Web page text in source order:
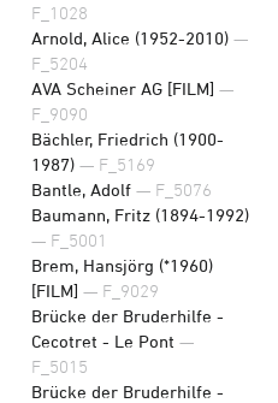
F_1028
Arnold, Alice (1952-2010) —
F_5204
AVA Scheiner AG [FILM] —
F_9090
Bächler, Friedrich (1900-
1987) — F_5169
Bantle, Adolf — F_5076
Baumann, Fritz (1894-1992)
— F_5001
Brem, Hansjörg (*1960)
[FILM] — F_9029
Brücke der Bruderhilfe -
Cecotret - Le Pont —
F_5015
Brücke der Bruderhilfe -